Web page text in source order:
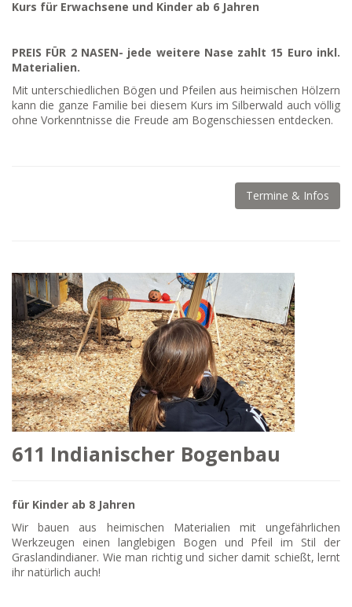
Kurs für Erwachsene und Kinder ab 6 Jahren
PREIS FÜR 2 NASEN- jede weitere Nase zahlt 15 Euro inkl.
Materialien.
Mit unterschiedlichen Bögen und Pfeilen aus heimischen Hölzern
kann die ganze Familie bei diesem Kurs im Silberwald auch völlig
ohne Vorkenntnisse die Freude am Bogenschiessen entdecken.
Termine & Infos
611 Indianischer Bogenbau
für Kinder ab 8 Jahren
Wir bauen aus heimischen Materialien mit ungefährlichen
Werkzeugen einen langlebigen Bogen und Pfeil im Stil der
Graslandindianer. Wie man richtig und sicher damit schießt, lernt
ihr natürlich auch!